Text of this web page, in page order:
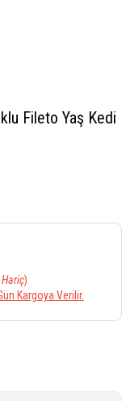
Fileto Yaş Kedi
)
Kargoya Verilir.